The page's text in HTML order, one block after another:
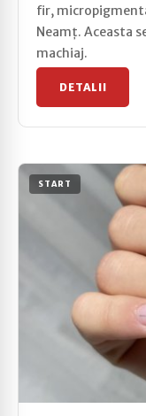
fir,
Neamț. Aceasta
machiaj.
DETALII
START